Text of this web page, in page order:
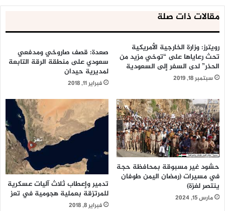
مقالات ذات صلة
رويترز: وزارة الخارجية الأمريكية
تحث رعاياها على “توخي مزيد من
الحذر” لدى السفر إلى السعودية
سبتمبر 18, 2019
صعدة: قصف صاروخي ومدفعي
سعودي على منطقة الرقة التابعة
لمديرية حيدان
فبراير 11, 2018
حشود غير مسبوقة بمحافظة حجة
في مسيرات (رمضان اليمن طوفان
ينتصر لغزة)
مارس 15, 2024
تدمير وإعطاب ثلاث آليات عسكرية
للمرتزقة بعملية هجومية في تعز
فبراير 8, 2018